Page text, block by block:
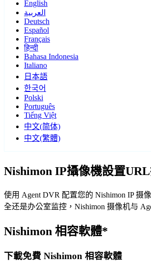
English
العربية
Deutsch
Español
Français
हिन्दी
Bahasa Indonesia
Italiano
日本語
한국어
Polski
Português
Tiếng Việt
中文(简体)
中文(繁體)
Nishimon IP攝像機設置
使用 Agent DVR 配置您的 Nishimon IP
全还是办公室监控，Nishimon 摄像机与
Nishimon 相容軟體*
下載免費 Nishimon 相容軟體